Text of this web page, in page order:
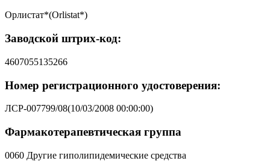
Орлистат*(Orlistat*)
Заводской штрих-код:
4607055135266
Номер регистрационного удостоверения:
ЛСР-007799/08(10/03/2008 00:00:00)
Фармакотерапевтическая группа
0060 Другие гиполипидемические средства